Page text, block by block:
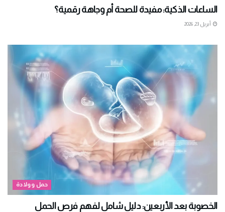
الساعات الذكية: مفيدة للصحة أم وجاهة رقمية؟
أبريل 23, 2026
حمل وولادة
الخصوبة بعد الأربعين: دليل شامل لفهم فرص الحمل